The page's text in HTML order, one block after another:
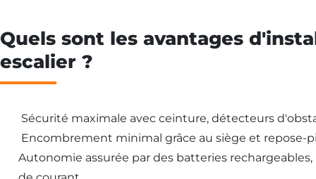
Quels sont les avantages
escalier ?
Sécurité maximale avec ceinture, détecteurs
Encombrement minimal grâce au siège et repose-
Autonomie assurée par des batteries